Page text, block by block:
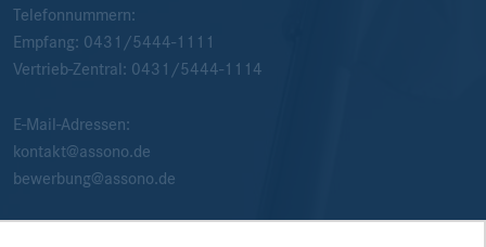
Telefonnummern:
Empfang: 0431/5444-1111
Vertrieb-Zentral: 0431/5444-1114
E-Mail-Adressen:
kontakt@assono.de
bewerbung@assono.de